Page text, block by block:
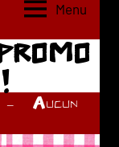
Menu
Aucun